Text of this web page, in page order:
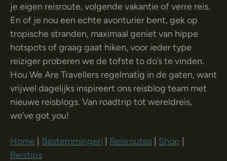
je eigen reisroute, volgende vakantie of verre reis.
En of je nou een echte avonturier bent, gek op
tropische stranden, maximaal geniet van hippe
hotspots of graag gaat hiken, voor ieder type
reiziger proberen we de tofste to do’s te vinden.
Hou We Are Travellers regelmatig in de gaten, want
vrijwel dagelijks inspireert ons reisblog team met
nieuwe reisblogs. Van roadtrip tot wereldreis,
we’ve got you!
Home | Bestemmingen | Reisroutes | Shop |
Reistips